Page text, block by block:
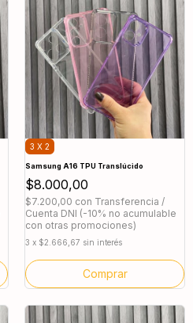
3 X 2
Samsung A16 TPU Translúcido
$8.000,00
$7.200,00 con Transferencia /
Cuenta DNI (-10% no acumulable
con otras promociones)
3 x $2.666,67 sin interés
Comprar